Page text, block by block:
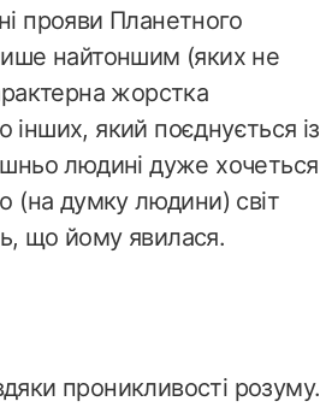
прояви Планетного
найтоншим (яких не
жорстка
інших, який поєднується із
людині дуже хочеться
(на думку людини) світ
що йому явилася.
проникливості розуму.